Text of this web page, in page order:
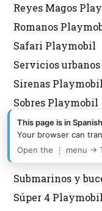
Reyes Magos
Romanos
Safari Playmobil
Servicios urbanos
Sirenas Playmobil
Sobres Playmobil
Spirit Playmobil
Star Trek
Stun Show
Submarinos y
Súper 4 Playmobil
This page is in
Your browser can
Open the ⋮ menu →